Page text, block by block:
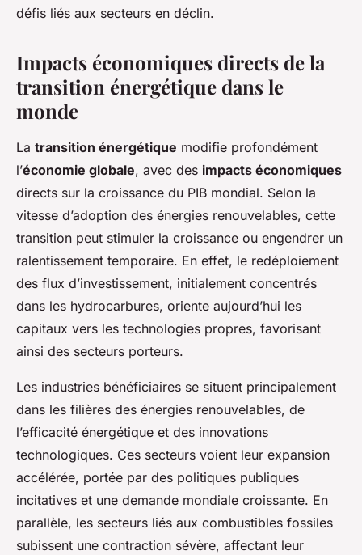
défis liés aux secteurs en déclin.
Impacts économiques directs de la
transition énergétique dans le
monde
La transition énergétique modifie profondément
l’économie globale, avec des impacts économiques
directs sur la croissance du PIB mondial. Selon la
vitesse d’adoption des énergies renouvelables, cette
transition peut stimuler la croissance ou engendrer un
ralentissement temporaire. En effet, le redéploiement
des flux d’investissement, initialement concentrés
dans les hydrocarbures, oriente aujourd’hui les
capitaux vers les technologies propres, favorisant
ainsi des secteurs porteurs.
Les industries bénéficiaires se situent principalement
dans les filières des énergies renouvelables, de
l’efficacité énergétique et des innovations
technologiques. Ces secteurs voient leur expansion
accélérée, portée par des politiques publiques
incitatives et une demande mondiale croissante. En
parallèle, les secteurs liés aux combustibles fossiles
subissent une contraction sévère, affectant leur